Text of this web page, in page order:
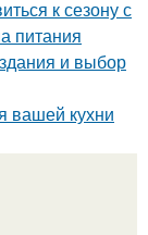
к сезону с
питания
и выбор
вашей кухни